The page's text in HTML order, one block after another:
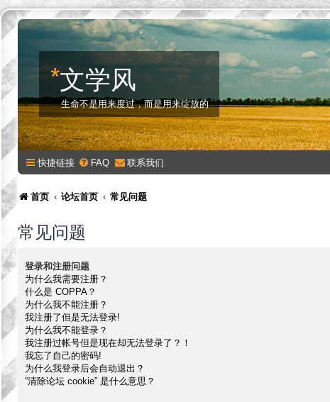
*文学风
生命不是用来度过，而是用来绽放的
快捷链接 FAQ 联系我们
首页 论坛首页 常见问题
常见问题
登录和注册问题
为什么我需要注册？
什么是 COPPA？
为什么我不能注册？
我注册了但是无法登录!
为什么我不能登录？
我注册过帐号但是现在却无法登录了？！
我忘了自己的密码!
为什么我登录后会自动退出？
“清除论坛 cookie” 是什么意思？